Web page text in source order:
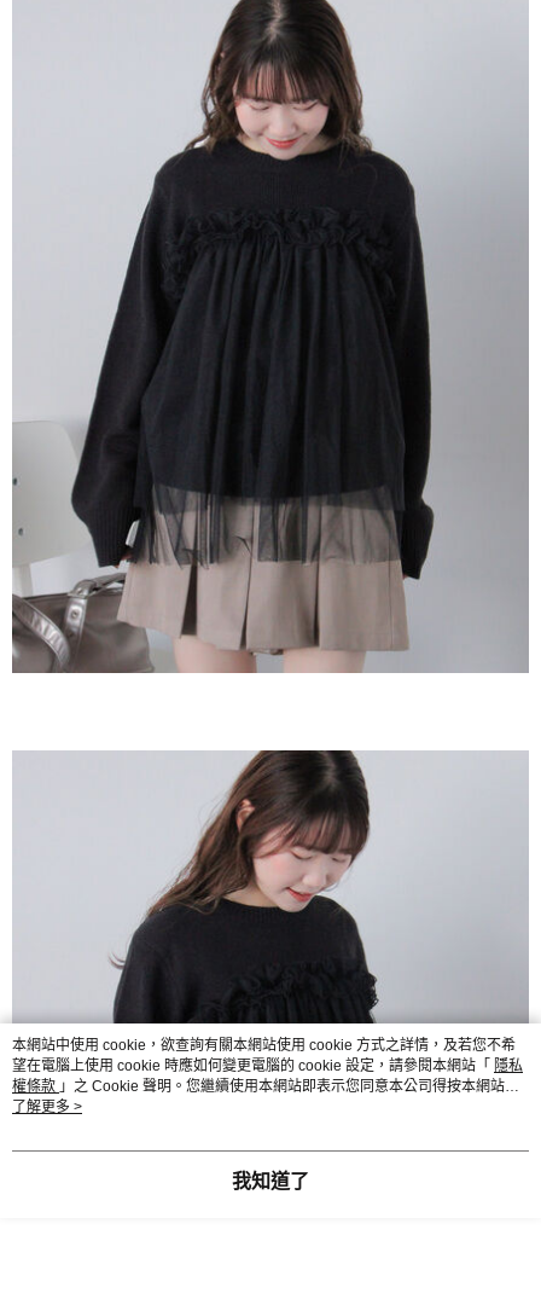
本網站中使用 cookie，欲查詢有關本網站使用 cookie 方式之詳情，及若您不希
望在電腦上使用 cookie 時應如何變更電腦的 cookie 設定，請參閱本網站「 隱私
權條款 」之 Cookie 聲明。您繼續使用本網站即表示您同意本公司得按本網站使
用條款之 Cookie 聲明使用 cookie。
了解更多 >
我知道了